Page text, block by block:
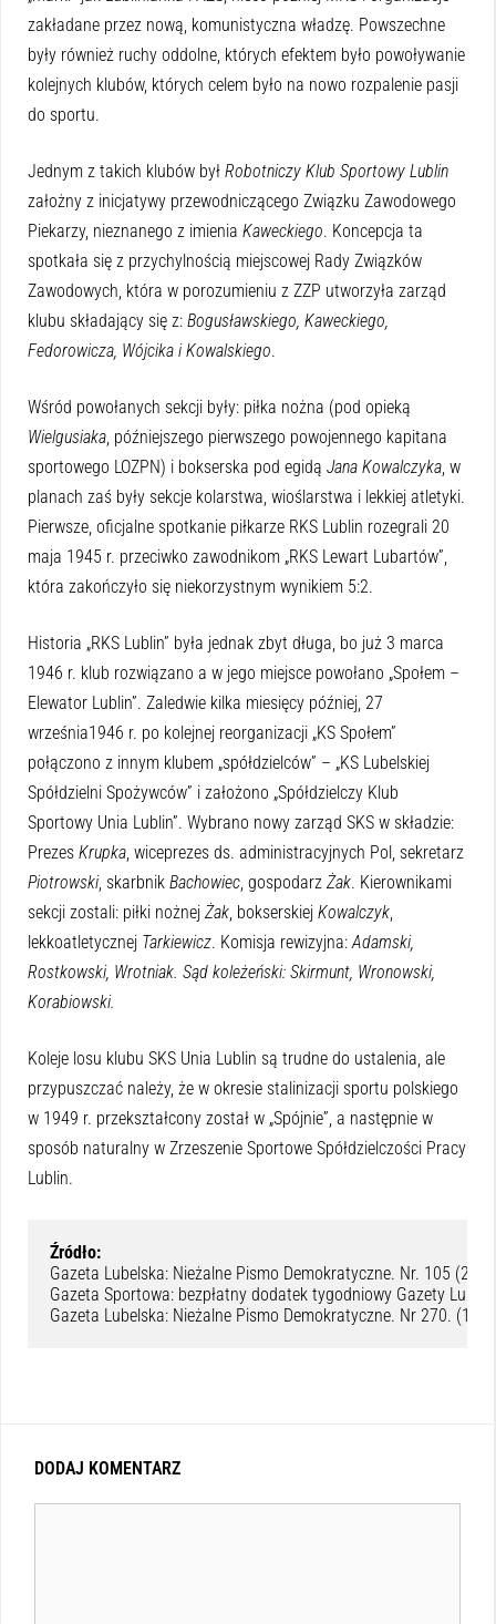
zakładane przez nową, komunistyczna władzę. Powszechne
były również ruchy oddolne, których efektem było powoływanie
kolejnych klubów, których celem było na nowo rozpalenie pasji
do sportu.
Jednym z takich klubów był Robotniczy Klub Sportowy Lublin
założny z inicjatywy przewodniczącego Związku Zawodowego
Piekarzy, nieznanego z imienia Kaweckiego. Koncepcja ta
spotkała się z przychylnością miejscowej Rady Związków
Zawodowych, która w porozumieniu z ZZP utworzyła zarząd
klubu składający się z: Bogusławskiego, Kaweckiego,
Fedorowicza, Wójcika i Kowalskiego.
Wśród powołanych sekcji były: piłka nożna (pod opieką
Wielgusiaka, późniejszego pierwszego powojennego kapitana
sportowego LOZPN) i bokserska pod egidą Jana Kowalczyka, w
planach zaś były sekcje kolarstwa, wioślarstwa i lekkiej atletyki.
Pierwsze, oficjalne spotkanie piłkarze RKS Lublin rozegrali 20
maja 1945 r. przeciwko zawodnikom „RKS Lewart Lubartów”,
która zakończyło się niekorzystnym wynikiem 5:2.
Historia „RKS Lublin” była jednak zbyt długa, bo już 3 marca
1946 r. klub rozwiązano a w jego miejsce powołano „Społem –
Elewator Lublin”. Zaledwie kilka miesięcy później, 27
września1946 r. po kolejnej reorganizacji „KS Społem”
połączono z innym klubem „spółdzielców” – „KS Lubelskiej
Spółdzielni Spożywców” i założono „Spółdzielczy Klub
Sportowy Unia Lublin”. Wybrano nowy zarząd SKS w składzie:
Prezes Krupka, wiceprezes ds. administracyjnych Pol, sekretarz
Piotrowski, skarbnik Bachowiec, gospodarz Żak. Kierownikami
sekcji zostali: piłki nożnej Żak, bokserskiej Kowalczyk,
lekkoatletycznej Tarkiewicz. Komisja rewizyjna:Adamski,
Rostkowski, Wrotniak. Sąd koleżeński: Skirmunt, Wronowski,
Korabiowski.
Koleje losu klubu SKS Unia Lublin są trudne do ustalenia, ale
przypuszczać należy, że w okresie stalinizacji sportu polskiego
w 1949 r. przekształcony został w „Spójnie”, a następnie w
sposób naturalny w Zrzeszenie Sportowe Spółdzielczości Pracy
Lublin.
Źródło:
Gazeta Lubelska: Nieżalne Pismo Demokratyczne. Nr. 105 (2
Gazeta Sportowa: bezpłatny dodatek tygodniowy Gazety
Gazeta Lubelska: Nieżalne Pismo Demokratyczne. Nr 270. (1
DODAJ KOMENTARZ